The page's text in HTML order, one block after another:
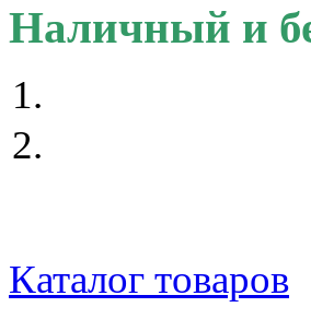
Наличный и
Каталог товаров